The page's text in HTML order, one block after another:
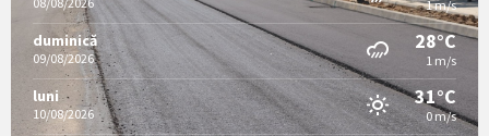
1 m/s
duminică
09/08/2026
28°C
1 m/s
luni
10/08/2026
31°C
0 m/s